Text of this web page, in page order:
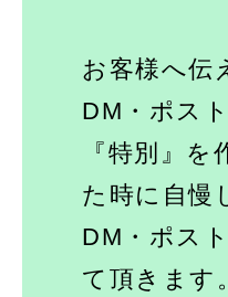
チラシ・フライヤー
DM・ポストカード
リーフレット
冊子・会社案内
ラベル・パッケージ
お客様へ伝
DM・ポス
『特別』を
た時に自慢
DM・ポス
て頂きます